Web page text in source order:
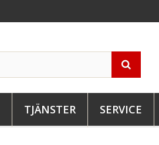
TJÄNSTER SERVICE